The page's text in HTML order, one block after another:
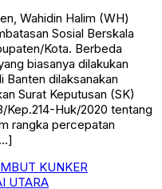
Wahidin Halim (WH)
Sosial Berskala
Kota. Berbeda
biasanya dilakukan
Banten dilaksanakan
Surat Keputusan (SK)
Kep.214-Huk/2020 tentang
rangka percepatan